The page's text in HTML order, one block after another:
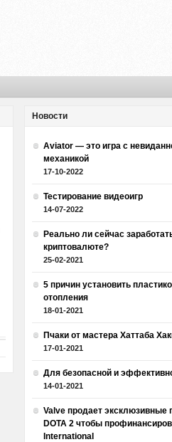
Новости
Aviator — это игра с
механикой
17-10-2022
Тестирование видеоигр
14-07-2022
Реально ли сейчас
криптовалюте?
25-02-2021
5 причин установить
отопления
18-01-2021
Пчаки от мастера Хаттаба
17-01-2021
Для безопасной и
14-01-2021
Valve продает эксклюзивные
DOTA 2 чтобы
International